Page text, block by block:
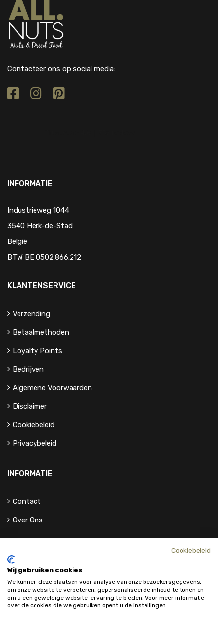
Contacteer ons op social media:
INFORMATIE
Industrieweg 1044
3540 Herk-de-Stad
België
BTW BE 0502.866.212
KLANTENSERVICE
Verzending
Betaalmethoden
Loyalty Points
Bedrijven
Algemene Voorwaarden
Disclaimer
Cookiebeleid
Privacybeleid
INFORMATIE
Contact
Over Ons
Cookiebeleid
Wij gebruiken cookies
We kunnen deze plaatsen voor analyse van onze bezoekersgegevens,
om onze website te verbeteren, gepersonaliseerde inhoud te tonen en
om u een geweldige website-ervaring te bieden. Voor meer informatie
over de cookies die we gebruiken opent u de instellingen.